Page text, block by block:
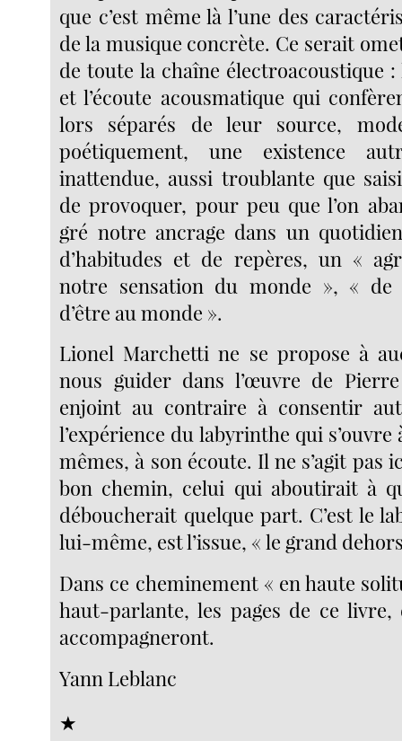
que c’est même là l’une des
de la musique concrète. Ce serait
de toute la chaîne électroacoustique :
et l’écoute acousmatique qui
lors séparés de leur source,
poétiquement, une existence
inattendue, aussi troublante que
de provoquer, pour peu que l’on
gré notre ancrage dans un
d’habitudes et de repères, un «
notre sensation du monde », « de
d’être au monde ».
Lionel Marchetti ne se propose à
nous guider dans l’œuvre de
enjoint au contraire à consentir
l’expérience du labyrinthe qui
mêmes, à son écoute. Il ne s’agit pas
bon chemin, celui qui aboutirait à
déboucherait quelque part. C’est le
lui-même, est l’issue, « le grand
Dans ce cheminement « en haute
haut-parlante, les pages de ce livre,
accompagneront.
Yann Leblanc
★